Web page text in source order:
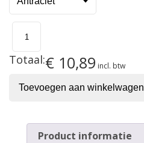
Totaal:€ 10,89 incl. btw
Toevoegen aan winkelwagen
Product informatie